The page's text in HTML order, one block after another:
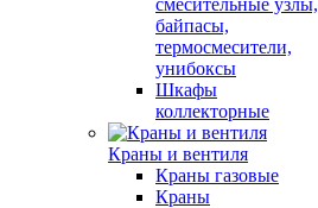
смесительные узлы,
байпасы,
термосмесители,
унибоксы
Шкафы
коллекторные
Краны и вентиля
Краны газовые
Краны